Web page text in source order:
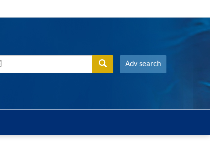
Adv search